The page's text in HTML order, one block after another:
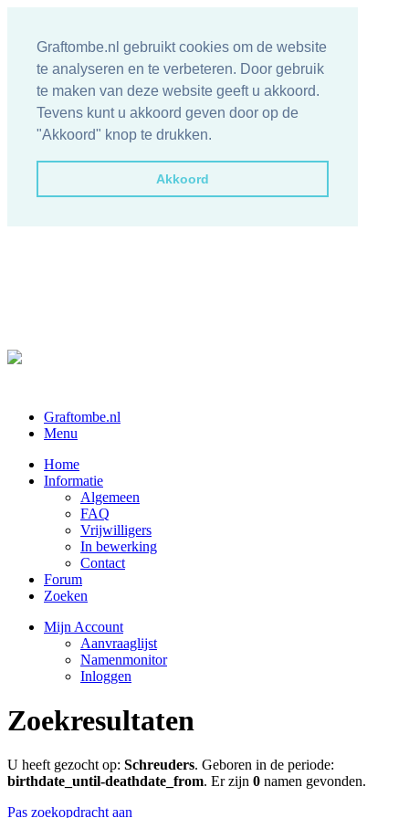
Graftombe.nl gebruikt cookies om de website
te analyseren en te verbeteren. Door gebruik
te maken van deze website geeft u akkoord.
Tevens kunt u akkoord geven door op de
"Akkoord" knop te drukken.
Akkoord
Graftombe.nl
Menu
Home
Informatie
Algemeen
FAQ
Vrijwilligers
In bewerking
Contact
Forum
Zoeken
Mijn Account
Aanvraaglijst
Namenmonitor
Inloggen
Zoekresultaten
U heeft gezocht op: Schreuders. Geboren in de periode:
birthdate_until-deathdate_from. Er zijn 0 namen gevonden.
Pas zoekopdracht aan